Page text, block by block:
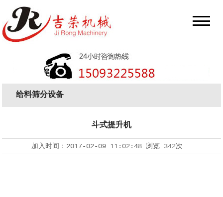
给料筛分设备
斗式提升机
加入时间： 2017-02-09 11:02:48浏览 342次